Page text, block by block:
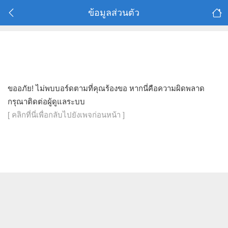
ข้อมูลส่วนตัว
ขออภัย! ไม่พบบอร์ดตามที่คุณร้องขอ หากนี่คือความผิดพลาด
กรุณาติดต่อผู้ดูแลระบบ
[ คลิกที่นี่เพื่อกลับไปยังเพจก่อนหน้า ]